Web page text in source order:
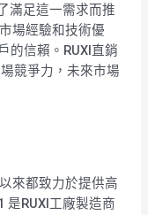
滿足這一需求而推
場經驗和技術優
的信賴。RUXI直銷
競爭力，未來市場
來都致力於提供高
是RUXI工廠製造商